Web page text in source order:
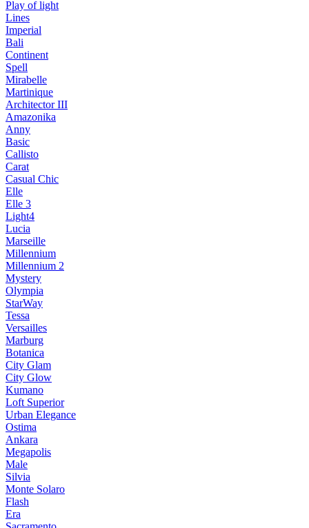
Play of light
Lines
Imperial
Bali
Continent
Spell
Mirabelle
Martinique
Architector III
Amazonika
Anny
Basic
Callisto
Carat
Casual Chic
Elle
Elle 3
Light4
Lucia
Marseille
Millennium
Millennium 2
Mystery
Olympia
StarWay
Tessa
Versailles
Marburg
Botanica
City Glam
City Glow
Kumano
Loft Superior
Urban Elegance
Ostima
Ankara
Megapolis
Male
Silvia
Monte Solaro
Flash
Era